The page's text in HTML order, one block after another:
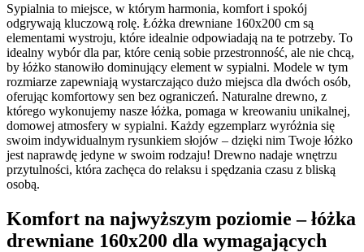
Sypialnia to miejsce, w którym harmonia, komfort i spokój
odgrywają kluczową rolę. Łóżka drewniane 160x200 cm są
elementami wystroju, które idealnie odpowiadają na te potrzeby. To
idealny wybór dla par, które cenią sobie przestronność, ale nie chcą,
by łóżko stanowiło dominujący element w sypialni. Modele w tym
rozmiarze zapewniają wystarczająco dużo miejsca dla dwóch osób,
oferując komfortowy sen bez ograniczeń. Naturalne drewno, z
którego wykonujemy nasze łóżka, pomaga w kreowaniu unikalnej,
domowej atmosfery w sypialni. Każdy egzemplarz wyróżnia się
swoim indywidualnym rysunkiem słojów – dzięki nim Twoje łóżko
jest naprawdę jedyne w swoim rodzaju! Drewno nadaje wnętrzu
przytulności, która zachęca do relaksu i spędzania czasu z bliską
osobą.
Komfort na najwyższym poziomie – łóżka
drewniane 160x200 dla wymagających